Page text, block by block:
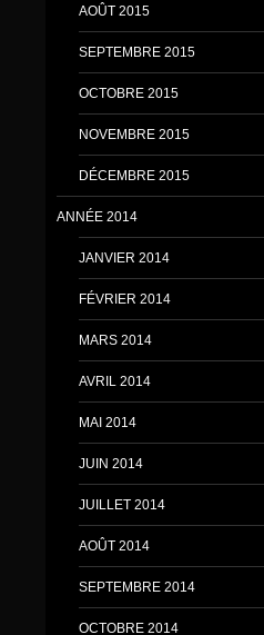
AOÛT 2015
SEPTEMBRE 2015
OCTOBRE 2015
NOVEMBRE 2015
DÉCEMBRE 2015
ANNÉE 2014
JANVIER 2014
FÉVRIER 2014
MARS 2014
AVRIL 2014
MAI 2014
JUIN 2014
JUILLET 2014
AOÛT 2014
SEPTEMBRE 2014
OCTOBRE 2014